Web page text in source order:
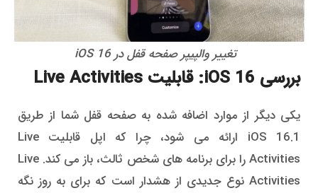
تغییر والپیپر صفحه قفل در iOS 16
بررسی iOS 16: قابلیت Live Activities
یکی دیگر از موارد اضافه شده به صفحه قفل شما از طریق
iOS 16.1 ارائه می شود، چرا که اپل قابلیت Live
Activities را برای برنامه های شخص ثالث، باز می کند. Live
Activities نوع جدیدی از هشدار است که برای به روز نگه